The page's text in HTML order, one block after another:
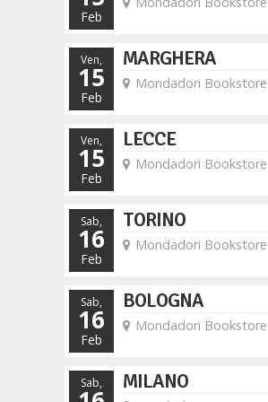
Feb
Ven,
15
Feb
MARGHERA
Mondadori
Ven,
15
Feb
LECCE
Mondadori
Sab,
16
Feb
TORINO
Mondadori
Sab,
16
Feb
BOLOGNA
Mondadori
Sab, MILANO